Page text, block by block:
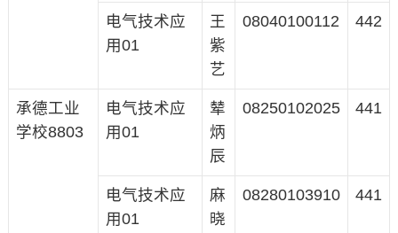
电气技术应
用01
王
紫
艺
08040100112 442
承德工业
学校8803
电气技术应
用01
辇
炳
辰
08250102025 441
电气技术应
用01
麻
晓
08280103910 441